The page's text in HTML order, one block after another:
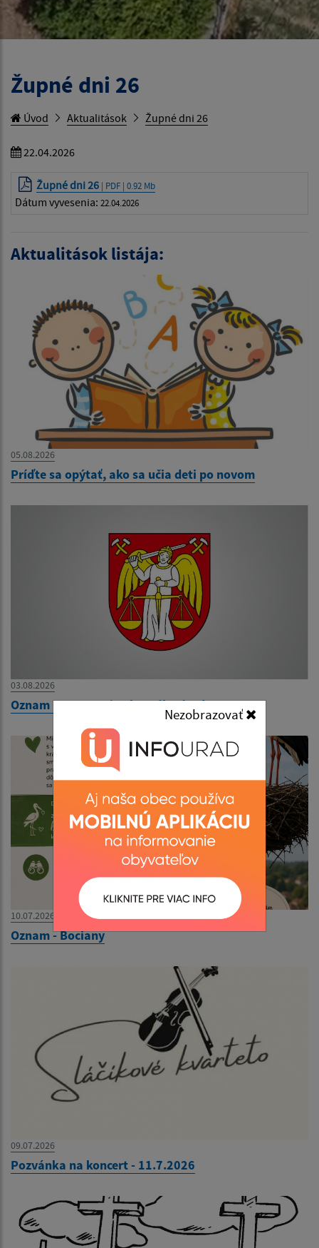
Nezobrazovať
Župné dni 26
Úvod Aktualitások Župné dni 26
22.04.2026
Župné dni 26 | PDF | 0.92 Mb
Dátum vyvesenia: 22.04.2026
Aktualitások listája:
05.08.2026
Príďte sa opýtať, ako sa učia deti po novom
03.08.2026
Oznam - zatvorenie obecného úradu
10.07.2026
Oznam - Bociany
09.07.2026
Pozvánka na koncert - 11.7.2026